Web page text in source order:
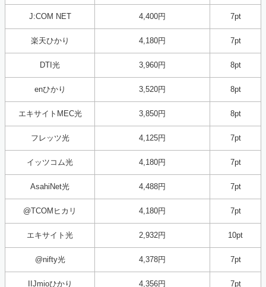
J:COM NET 4,400円 7pt
楽天ひかり 4,180円 7pt
DTI光 3,960円 8pt
enひかり 3,520円 8pt
エキサイトMEC光 3,850円 8pt
フレッツ光 4,125円 7pt
イッツコム光 4,180円 7pt
AsahiNet光 4,488円 7pt
@TCOMヒカリ 4,180円 7pt
エキサイト光 2,932円 10pt
@nifty光 4,378円 7pt
IIJmioひかり 4,356円 7pt